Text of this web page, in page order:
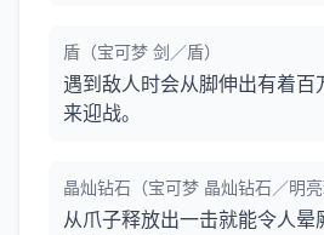
盾（宝可梦 剑／盾）
遇到敌人时会从脚伸出有着百
来迎战。
晶灿钻石（宝可梦 晶灿钻石／明亮
从爪子释放出一击就能令人晕